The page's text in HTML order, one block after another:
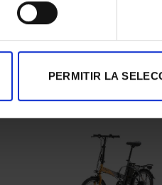
PERMITIR LA
ELECTRICA CECOTEC
699,00€